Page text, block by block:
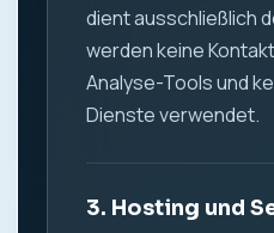
dient ausschließlich
werden keine
Analyse-Tools und
Dienste verwendet.
3. Hosting und